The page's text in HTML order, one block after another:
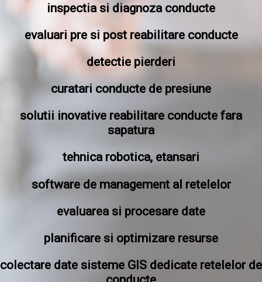
inspectia si diagnoza conducte
evaluari pre si post reabilitare conducte
detectie pierderi
curatari conducte de presiune
solutii inovative reabilitare conducte fara
sapatura
tehnica robotica, etansari
software de management al retelelor
evaluarea si procesare date
planificare si optimizare resurse
colectare date sisteme GIS dedicate retelelor de